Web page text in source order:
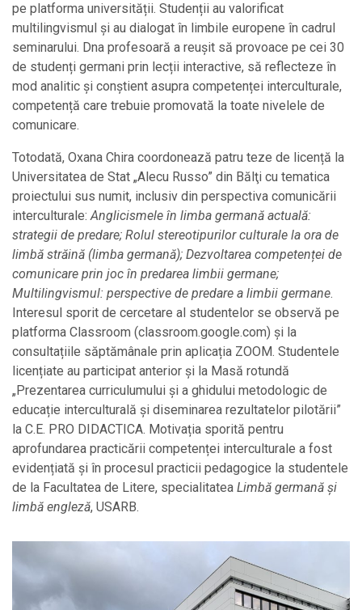
pe platforma universității. Studenții au valorificat
multilingvismul și au dialogat în limbile europene în cadrul
seminarului. Dna profesoară a reușit să provoace pe cei 30
de studenți germani prin lecții interactive, să reflecteze în
mod analitic și conștient asupra competenței interculturale,
competență care trebuie promovată la toate nivelele de
comunicare.
Totodată, Oxana Chira coordonează patru teze de licență la
Universitatea de Stat „Alecu Russo” din Bălţi cu tematica
proiectului sus numit, inclusiv din perspectiva comunicării
interculturale:Anglicismele în limba germană actuală:
strategii de predare; Rolul stereotipurilor culturale la ora de
limbă străină (limba germană); Dezvoltarea competenței de
comunicare prin joc în predarea limbii germane;
Multilingvismul: perspective de predare a limbii germane.
Interesul sporit de cercetare al studentelor se observă pe
platforma Classroom (classroom.google.com) și la
consultațiile săptămânale prin aplicația ZOOM. Studentele
licențiate au participat anterior și la Masă rotundă
„Prezentarea curriculumului și a ghidului metodologic de
educație interculturală și diseminarea rezultatelor pilotării”
la C.E. PRO DIDACTICA. Motivația sporită pentru
aprofundarea practicării competenței interculturale a fost
evidențiată și în procesul practicii pedagogice la studentele
de la Facultatea de Litere, specialitatea Limbă germană şi
limbă engleză, USARB.